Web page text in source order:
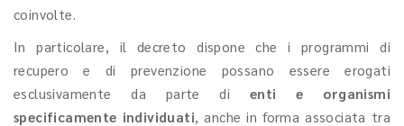
coinvolte.
In particolare, il decreto dispone che i programmi di
recupero e di prevenzione possano essere erogati
esclusivamente da parte di enti e organismi
specificamente individuati , anche in forma associata tra